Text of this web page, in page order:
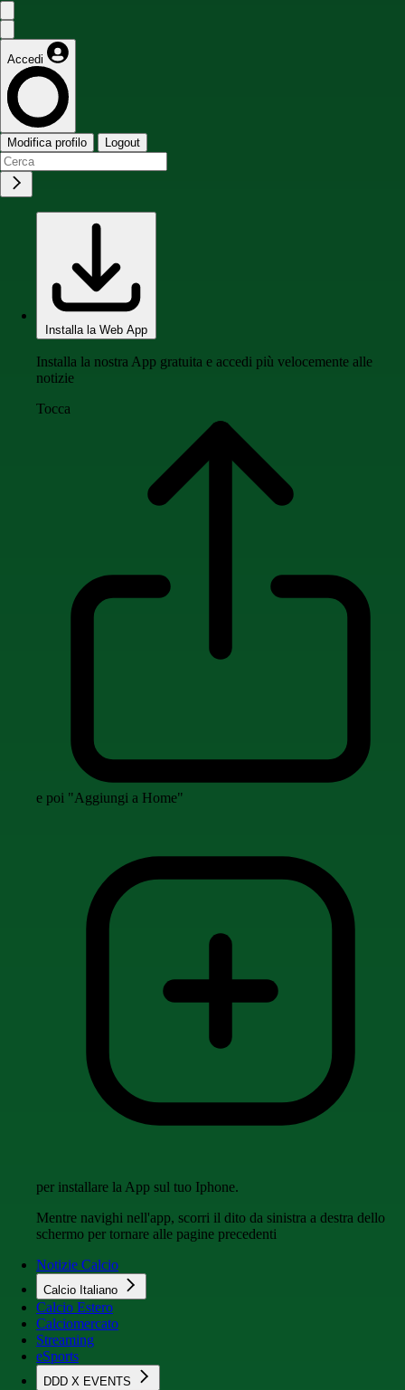
Accedi
Modifica profilo Logout
Installa la Web App
Installa la nostra App gratuita e accedi più velocemente alle
notizie
Tocca
e poi "Aggiungi a Home"
per installare la App sul tuo Iphone.
Mentre navighi nell'app, scorri il dito da sinistra a destra dello
schermo per tornare alle pagine precedenti
Notizie Calcio
Calcio Italiano
Calcio Estero
Calciomercato
Streaming
eSports
DDD X EVENTS